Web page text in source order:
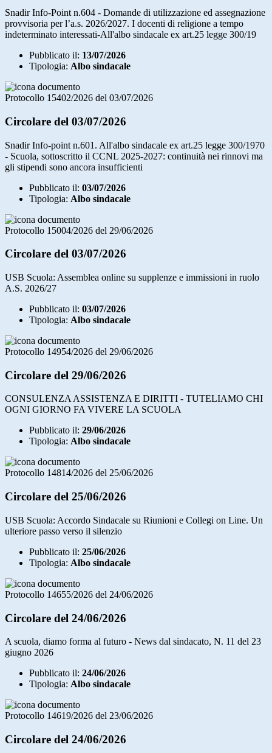
Snadir Info-Point n.604 - Domande di utilizzazione ed assegnazione
provvisoria per l’a.s. 2026/2027. I docenti di religione a tempo
indeterminato interessati-All'albo sindacale ex art.25 legge 300/19
Pubblicato il: 13/07/2026
Tipologia: Albo sindacale
Protocollo 15402/2026 del 03/07/2026
Circolare del 03/07/2026
Snadir Info-point n.601. All'albo sindacale ex art.25 legge 300/1970
- Scuola, sottoscritto il CCNL 2025-2027: continuità nei rinnovi ma
gli stipendi sono ancora insufficienti
Pubblicato il: 03/07/2026
Tipologia: Albo sindacale
Protocollo 15004/2026 del 29/06/2026
Circolare del 03/07/2026
USB Scuola: Assemblea online su supplenze e immissioni in ruolo
A.S. 2026/27
Pubblicato il: 03/07/2026
Tipologia: Albo sindacale
Protocollo 14954/2026 del 29/06/2026
Circolare del 29/06/2026
CONSULENZA ASSISTENZA E DIRITTI - TUTELIAMO CHI
OGNI GIORNO FA VIVERE LA SCUOLA
Pubblicato il: 29/06/2026
Tipologia: Albo sindacale
Protocollo 14814/2026 del 25/06/2026
Circolare del 25/06/2026
USB Scuola: Accordo Sindacale su Riunioni e Collegi on Line. Un
ulteriore passo verso il silenzio
Pubblicato il: 25/06/2026
Tipologia: Albo sindacale
Protocollo 14655/2026 del 24/06/2026
Circolare del 24/06/2026
A scuola, diamo forma al futuro - News dal sindacato, N. 11 del 23
giugno 2026
Pubblicato il: 24/06/2026
Tipologia: Albo sindacale
Protocollo 14619/2026 del 23/06/2026
Circolare del 24/06/2026